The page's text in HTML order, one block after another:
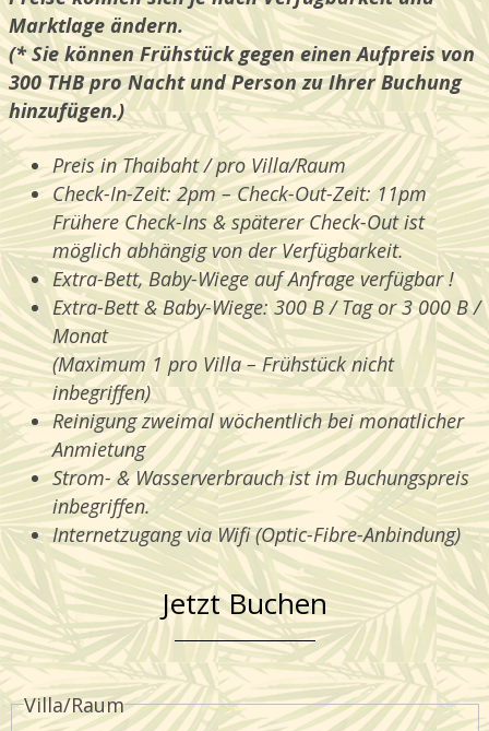
Marktlage ändern.
(* Sie können Frühstück gegen einen Aufpreis von
300 THB pro Nacht und Person zu Ihrer Buchung
hinzufügen.)
Preis in Thaibaht / pro Villa/Raum
Check-In-Zeit: 2pm – Check-Out-Zeit: 11pm
Frühere Check-Ins & späterer Check-Out ist
möglich abhängig von der Verfügbarkeit.
Extra-Bett, Baby-Wiege auf Anfrage verfügbar !
Extra-Bett & Baby-Wiege: 300 B / Tag or 3 000 B /
Monat
(Maximum 1 pro Villa – Frühstück nicht
inbegriffen)
Reinigung zweimal wöchentlich bei monatlicher
Anmietung
Strom- & Wasserverbrauch ist im Buchungspreis
inbegriffen.
Internetzugang via Wifi (Optic-Fibre-Anbindung)
Jetzt Buchen
Villa/Raum